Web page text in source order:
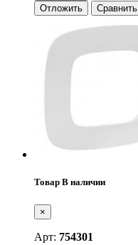
Отложить
Сравнить
Товар В наличии
×
Арт: 754301